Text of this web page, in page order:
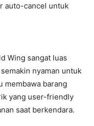
auto-cancel untuk
Wing sangat luas
nyaman untuk
membawa barang
yang user-friendly
saat berkendara.